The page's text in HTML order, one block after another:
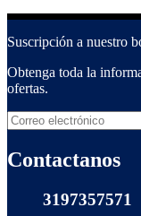
Suscripción a nuestro
Obtenga toda la
ofertas.
Contactanos
3197357571